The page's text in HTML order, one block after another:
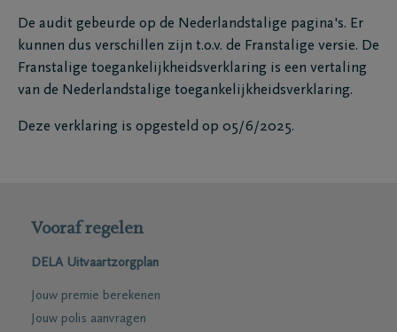
De audit gebeurde op de Nederlandstalige pagina's. Er
kunnen dus verschillen zijn t.o.v. de Franstalige versie. De
Franstalige toegankelijkheidsverklaring is een vertaling
van de Nederlandstalige toegankelijkheidsverklaring.
Deze verklaring is opgesteld op 05/6/2025.
Vooraf regelen
DELA Uitvaartzorgplan
Jouw premie berekenen
Jouw polis aanvragen